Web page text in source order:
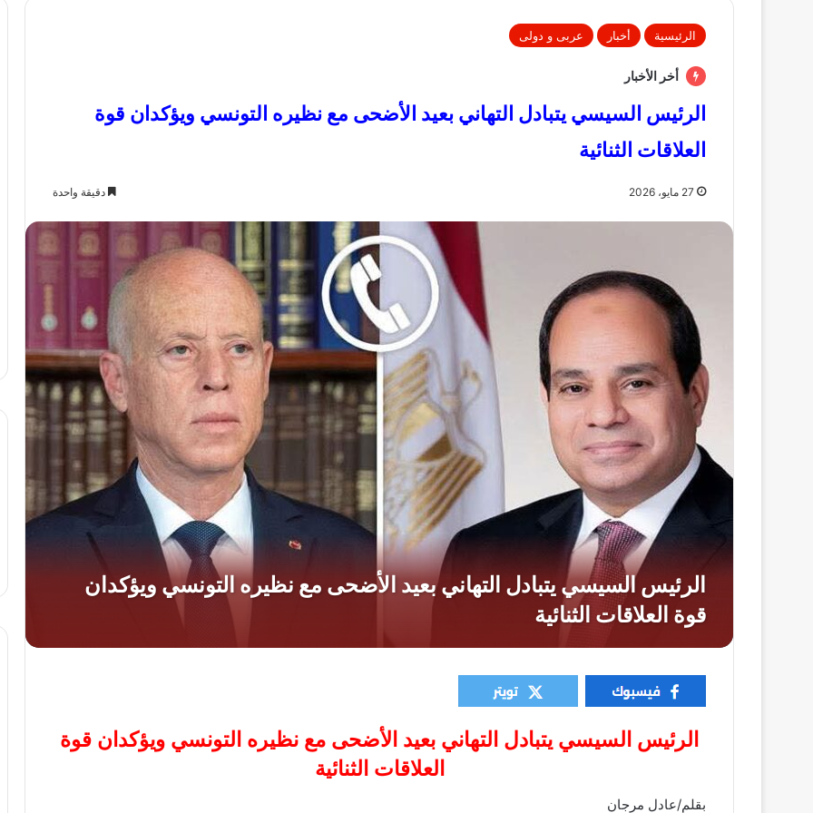
الرئيسية أخبار عربى و دولى
أخر الأخبار
الرئيس السيسي يتبادل التهاني بعيد الأضحى مع نظيره التونسي ويؤكدان قوة
العلاقات الثنائية
27 مايو، 2026 دقيقة واحدة
الرئيس السيسي يتبادل التهاني بعيد الأضحى مع نظيره التونسي ويؤكدان قوة
العلاقات الثنائية
بقلم/عادل مرجان